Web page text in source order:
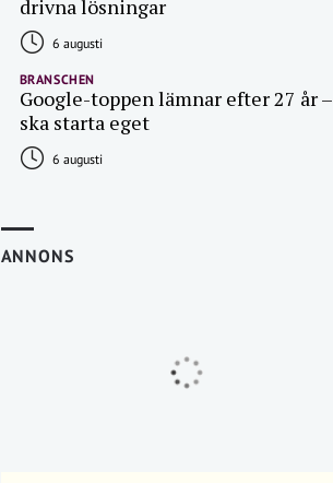
drivna lösningar
6 augusti
BRANSCHEN
Google-toppen lämnar efter 27 år –
ska starta eget
6 augusti
ANNONS